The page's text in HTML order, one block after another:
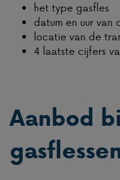
het type gasfles
datum en uur van
locatie van de
4 laatste cijfers
Aanbod